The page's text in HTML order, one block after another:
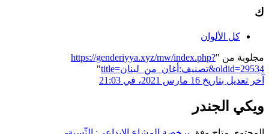
ك
كل الألوان
مجلوبة من "https://genderiyya.xyz/mw/index.php?
title=تصنيف:أغان_من_لبنان&oldid=29534
"
آخر تعديل بتاريخ 16 مارس 2021، في 21:03
ويكي الجندر